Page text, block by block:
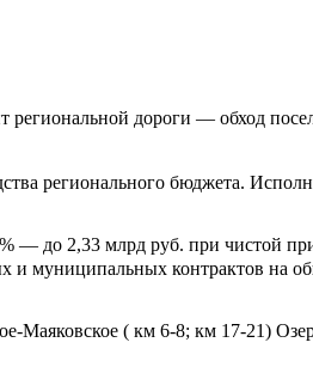
региональной дороги — обход
регионального бюджета.
— до 2,33 млрд руб. при чистой
и муниципальных контрактов на
Маяковское ( км 6-8; км 17-21)